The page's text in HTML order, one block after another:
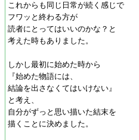
これからも同じ日常が続く感じで
フワッと終わる方が
読者にとってはいいのかな？と
考えた時もありました。
しかし最初に始めた時から
『始めた物語には、
結論を出さなくてはいけない』
と考え、
自分がずっと思い描いた結末を
描くことに決めました。